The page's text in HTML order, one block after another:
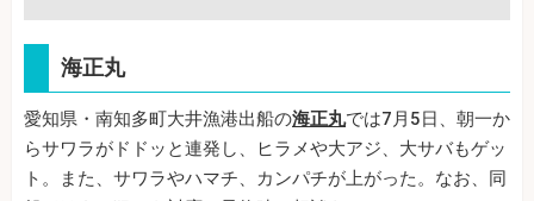
海正丸
愛知県・南知多町大井漁港出船の海正丸では7月5日、朝一か
らサワラがドドッと連発し、ヒラメや大アジ、大サバもゲッ
ト。また、サワラやハマチ、カンパチが上がった。なお、同